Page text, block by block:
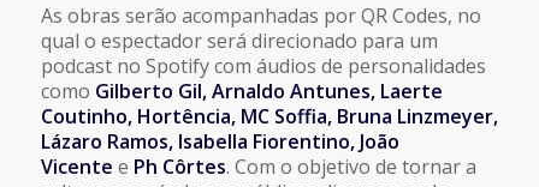
As obras serão acompanhadas por QR Codes, no
qual o espectador será direcionado para um
podcast no Spotify com áudios de personalidades
como Gilberto Gil, Arnaldo Antunes, Laerte
Coutinho, Hortência, MC Soffia, Bruna Linzmeyer,
Lázaro Ramos, Isabella Fiorentino, João
Vicente e Ph Côrtes. Com o objetivo de tornar a